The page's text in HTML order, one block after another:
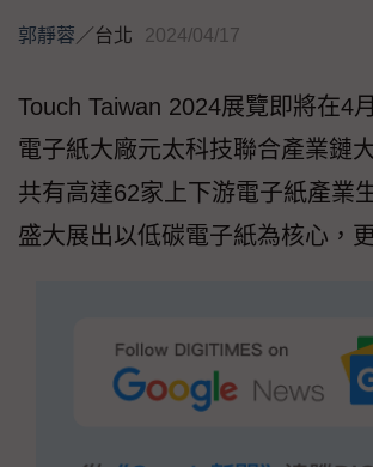
郭靜蓉／台北 2024/04/17
Touch Taiwan 2024展覽即將在4
電子紙大廠元太科技聯合產業鏈
共有高達62家上下游電子紙產業
盛大展出以低碳電子紙為核心，